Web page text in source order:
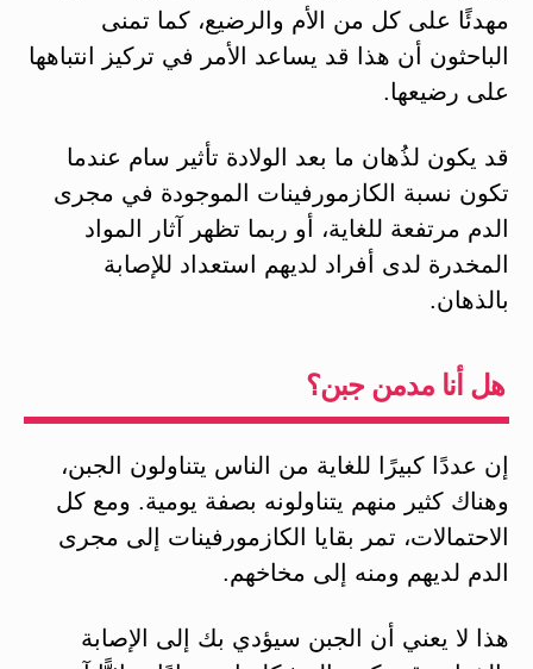
مهدئًا على كل من الأم والرضيع، كما تمنى
الباحثون أن هذا قد يساعد الأمر في تركيز انتباهها
على رضيعها.
قد يكون لذُهان ما بعد الولادة تأثير سام عندما
تكون نسبة الكازمورفينات الموجودة في مجرى
الدم مرتفعة للغاية، أو ربما تظهر آثار المواد
المخدرة لدى أفراد لديهم استعداد للإصابة
بالذهان.
هل أنا مدمن جبن؟
إن عددًا كبيرًا للغاية من الناس يتناولون الجبن،
وهناك كثير منهم يتناولونه بصفة يومية. ومع كل
الاحتمالات، تمر بقايا الكازمورفينات إلى مجرى
الدم لديهم ومنه إلى مخاخهم.
هذا لا يعني أن الجبن سيؤدي بك إلى الإصابة